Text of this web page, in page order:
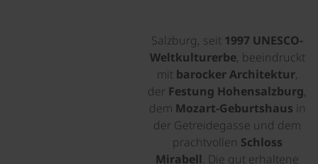
Salzburg, seit 1997 UNESCO-
Weltkulturerbe, beeindruckt
mit barocker Architektur,
der Festung Hohensalzburg,
dem Mozart-Geburtshaus in
der Getreidegasse und dem
prachtvollen Schloss
Mirabell. Die gut erhaltene